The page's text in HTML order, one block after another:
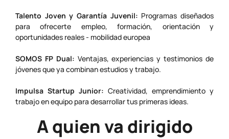
Talento Joven y Garantía Juvenil: Programas diseñados
para ofrecerte empleo, formación, orientación y
oportunidades reales - mobilidad europea
SOMOS FP Dual: Ventajas, experiencias y testimonios de
jóvenes que ya combinan estudios y trabajo.
Impulsa Startup Junior: Creatividad, emprendimiento y
trabajo en equipo para desarrollar tus primeras ideas.
A quien va dirigido